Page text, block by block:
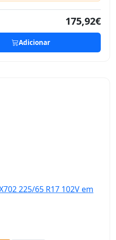
175,92€
Adicionar